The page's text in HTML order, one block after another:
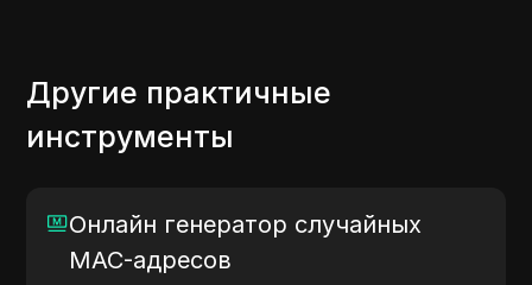
Другие практичные
инструменты
Онлайн генератор случайных
MAC-адресов